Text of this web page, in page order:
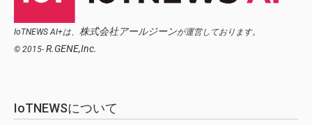
IoTNEWS AI+は、 株式会社アールジーンが運営しております。
© 2015- R.GENE,Inc.
IoTNEWSについて